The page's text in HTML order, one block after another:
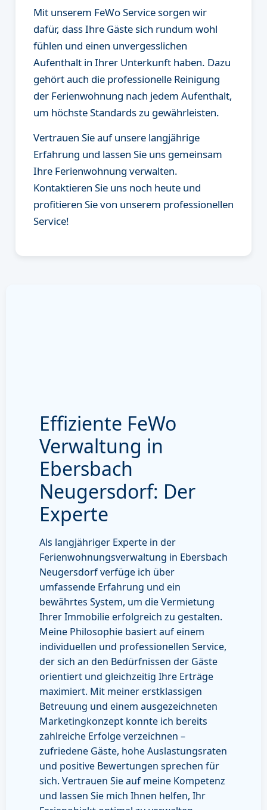
Mit unserem FeWo Service sorgen wir
dafür, dass Ihre Gäste sich rundum wohl
fühlen und einen unvergesslichen
Aufenthalt in Ihrer Unterkunft haben. Dazu
gehört auch die professionelle Reinigung
der Ferienwohnung nach jedem Aufenthalt,
um höchste Standards zu gewährleisten.
Vertrauen Sie auf unsere langjährige
Erfahrung und lassen Sie uns gemeinsam
Ihre Ferienwohnung verwalten.
Kontaktieren Sie uns noch heute und
profitieren Sie von unserem professionellen
Service!
Effiziente FeWo
Verwaltung in
Ebersbach
Neugersdorf: Der
Experte
Als langjähriger Experte in der
Ferienwohnungsverwaltung in Ebersbach
Neugersdorf verfüge ich über
umfassende Erfahrung und ein
bewährtes System, um die Vermietung
Ihrer Immobilie erfolgreich zu gestalten.
Meine Philosophie basiert auf einem
individuellen und professionellen Service,
der sich an den Bedürfnissen der Gäste
orientiert und gleichzeitig Ihre Erträge
maximiert. Mit meiner erstklassigen
Betreuung und einem ausgezeichneten
Marketingkonzept konnte ich bereits
zahlreiche Erfolge verzeichnen –
zufriedene Gäste, hohe Auslastungsraten
und positive Bewertungen sprechen für
sich. Vertrauen Sie auf meine Kompetenz
und lassen Sie mich Ihnen helfen, Ihr